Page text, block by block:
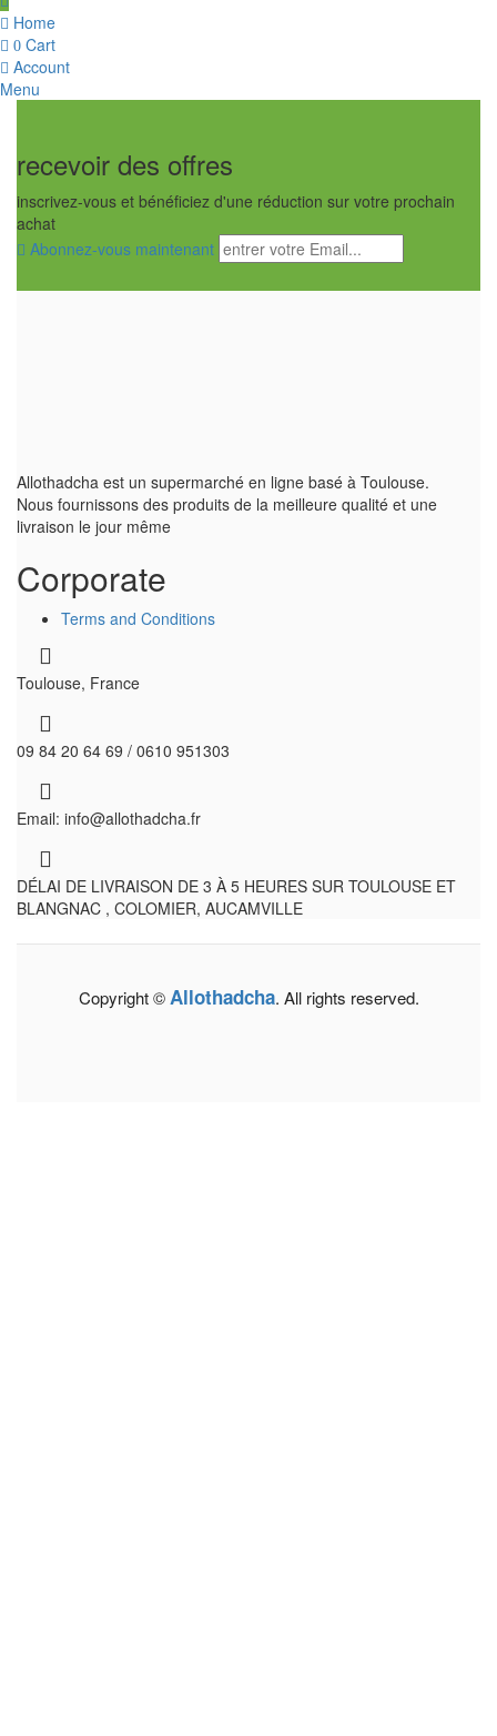
Home
0 Cart
Account
Menu
recevoir des offres
inscrivez-vous et bénéficiez d'une réduction sur votre prochain
achat
Abonnez-vous maintenant
Allothadcha est un supermarché en ligne basé à Toulouse.
Nous fournissons des produits de la meilleure qualité et une
livraison le jour même
Corporate
Terms and Conditions
Toulouse, France
09 84 20 64 69 / 0610 951303
Email: info@allothadcha.fr
DÉLAI DE LIVRAISON DE 3 À 5 HEURES SUR TOULOUSE ET
BLANGNAC , COLOMIER, AUCAMVILLE
Copyright ©Allothadcha. All rights reserved.